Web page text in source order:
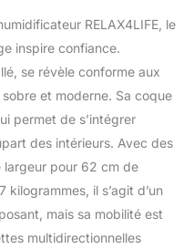
contrôlé dans
de la pièce. Le
est conçu avec un
fonctions requises
directement sur
cela, mais
montrer
★4 MODES★Le
portable est livré
de
le mode vêtements
en air et
RELAX4LIFE, le
inspire confiance.
se révèle conforme aux
et moderne. Sa coque
permet de s’intégrer
des intérieurs. Avec des
largeur pour 62 cm de
kilogrammes, il s’agit d’un
mais sa mobilité est
multidirectionnelles